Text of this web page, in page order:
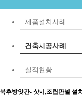
제품설치사례
건축시공사례
실적현황
북후방앗간- 샷시,조립판넬 설치